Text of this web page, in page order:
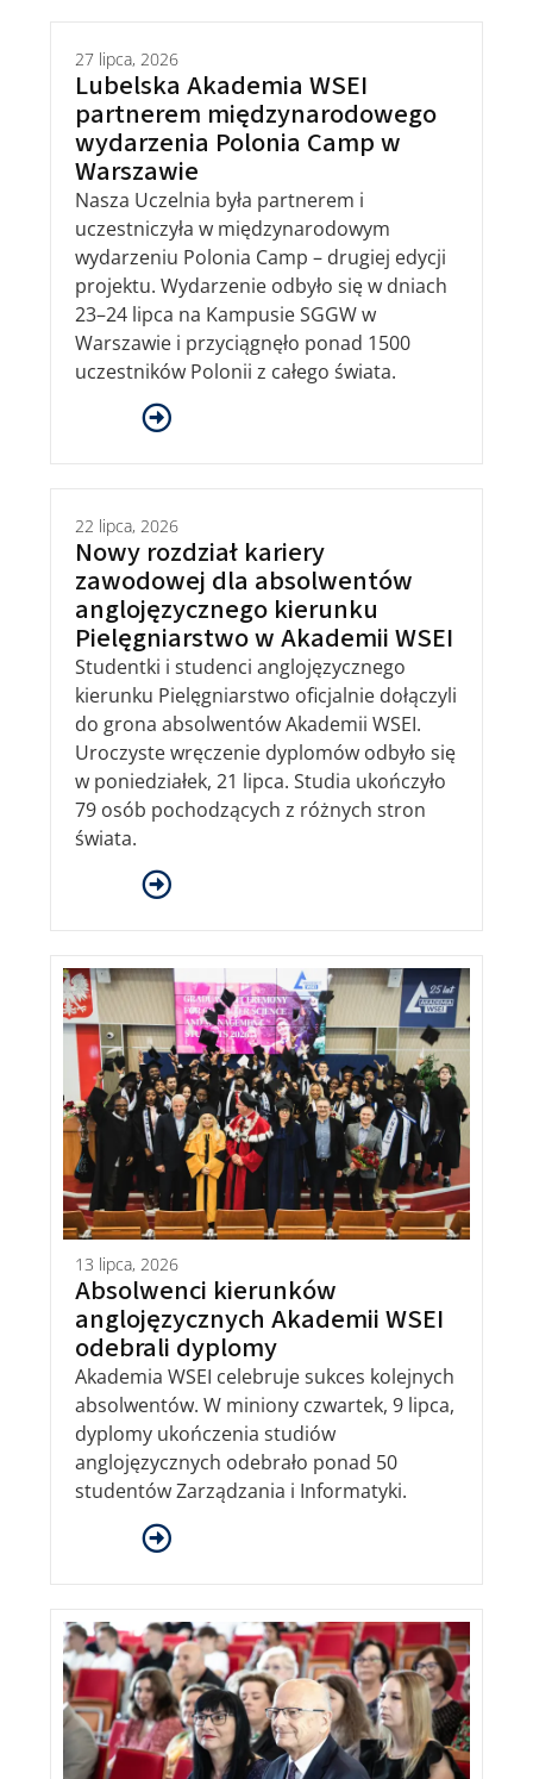
27 lipca, 2026
Lubelska Akademia WSEI
partnerem międzynarodowego
wydarzenia Polonia Camp w
Warszawie
Nasza Uczelnia była partnerem i
uczestniczyła w międzynarodowym
wydarzeniu Polonia Camp – drugiej edycji
projektu. Wydarzenie odbyło się w dniach
23–24 lipca na Kampusie SGGW w
Warszawie i przyciągnęło ponad 1500
uczestników Polonii z całego świata.
22 lipca, 2026
Nowy rozdział kariery
zawodowej dla absolwentów
anglojęzycznego kierunku
Pielęgniarstwo w Akademii WSEI
Studentki i studenci anglojęzycznego
kierunku Pielęgniarstwo oficjalnie dołączyli
do grona absolwentów Akademii WSEI.
Uroczyste wręczenie dyplomów odbyło się
w poniedziałek, 21 lipca. Studia ukończyło
79 osób pochodzących z różnych stron
świata.
13 lipca, 2026
Absolwenci kierunków
anglojęzycznych Akademii WSEI
odebrali dyplomy
Akademia WSEI celebruje sukces kolejnych
absolwentów. W miniony czwartek, 9 lipca,
dyplomy ukończenia studiów
anglojęzycznych odebrało ponad 50
studentów Zarządzania i Informatyki.